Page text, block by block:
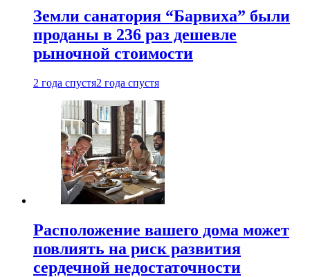
Земли санатория “Барвиха” были
проданы в 236 раз дешевле
рыночной стоимости
2 года спустя2 года спустя
Расположение вашего дома может
повлиять на риск развития
сердечной недостаточности